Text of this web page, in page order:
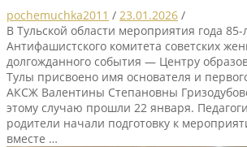
pochemuchka2011 / 23.01.2026 /
В Тульской области мероприятия года 85-
Антифашистского комитета советских
долгожданного события — Центру
Тулы присвоено имя основателя и
АКСЖ Валентины Степановны
этому случаю прошли 22 января.
родители начали подготовку к
вместе …